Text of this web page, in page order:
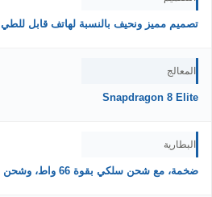
تصميم مميز ونحيف بالنسبة لهاتف قابل للطي
المعالج
Snapdragon 8 Elite
البطارية
ضخمة، مع شحن سلكي بقوة 66 واط، وشحن لاسلكي بقوة 50 واط